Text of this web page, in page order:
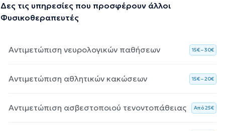
Δες τις υπηρεσίες που προσφέρουν άλλοι
Φυσικοθεραπευτές
Αντιμετώπιση νευρολογικών παθήσεων 15€ – 30€
Αντιμετώπιση αθλητικών κακώσεων 15€ – 20€
Αντιμετώπιση ασβεστοποιού τενοντοπάθειας Aπό 25€